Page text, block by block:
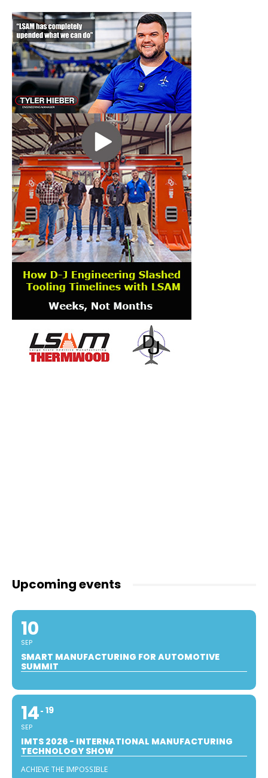
Upcoming events
10
SEP
SMART MANUFACTURING FOR AUTOMOTIVE
SUMMIT
14
SEP
19
IMTS 2026 - INTERNATIONAL MANUFACTURING
TECHNOLOGY SHOW
ACHIEVE THE IMPOSSIBLE